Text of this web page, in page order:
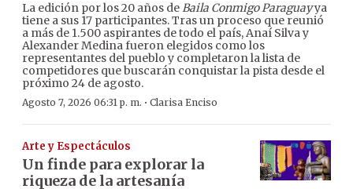
La edición por los 20 años deBaila Conmigo Paraguayya
tiene a sus 17 participantes. Tras un proceso que reunió
a más de 1.500 aspirantes de todo el país, Anaí Silva y
Alexander Medina fueron elegidos como los
representantes del pueblo y completaron la lista de
competidores que buscarán conquistar la pista desde el
próximo 24 de agosto.
Agosto 7, 2026 06:31 p. m. · Clarisa Enciso
Arte y Espectáculos
Un finde para explorar la
riqueza de la artesanía